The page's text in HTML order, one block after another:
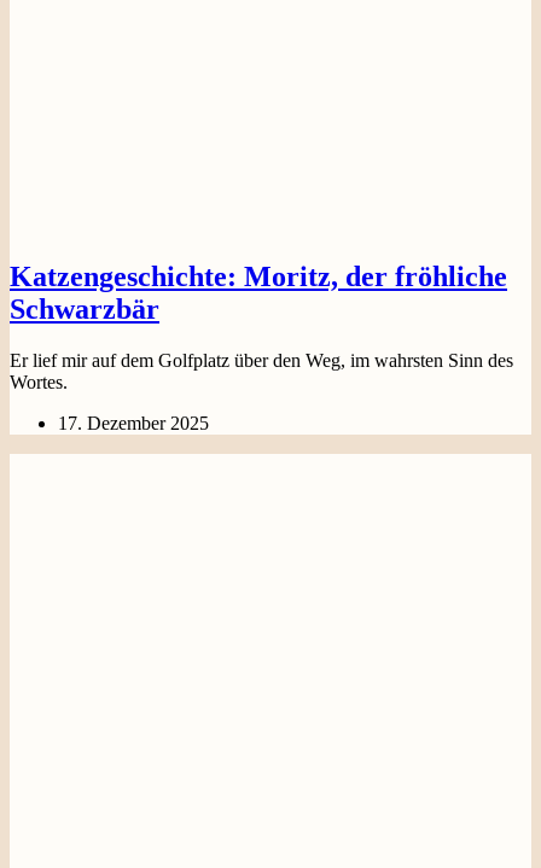
Katzengeschichte: Moritz, der fröhliche
Schwarzbär
Er lief mir auf dem Golfplatz über den Weg, im wahrsten Sinn des
Wortes.
17. Dezember 2025